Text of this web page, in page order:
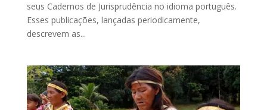
seus Cadernos de Jurisprudência no idioma português.
Esses publicações, lançadas periodicamente,
descrevem as...